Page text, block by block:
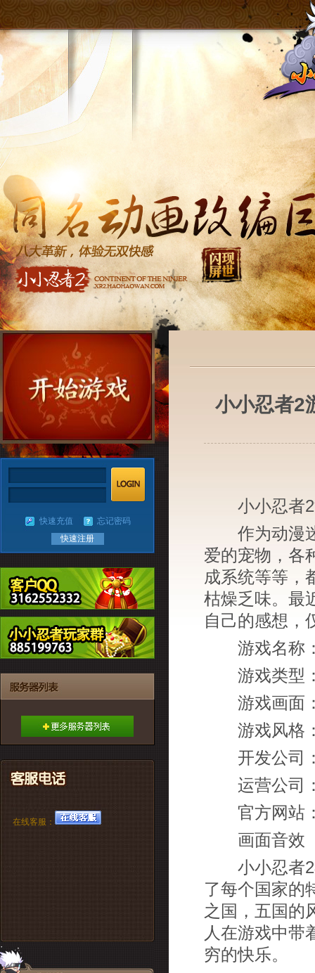
快速充值
忘记密码
快速注册
在线客服：
小小忍者2
小小忍者2
作为动漫迷
爱的宠物，各
成系统等等，
枯燥乏味。最
自己的感想，
游戏名称
游戏类型
游戏画面
游戏风格
开发公司
运营公司
官方网站
画面音效
小小忍者2
了每个国家的
之国，五国的
人在游戏中带
穷的快乐。